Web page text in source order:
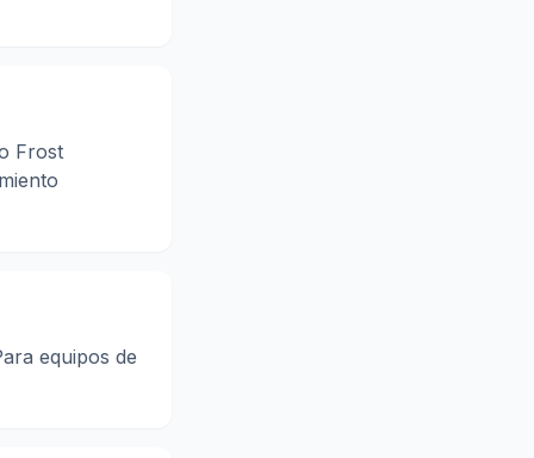
Frost
equipos de